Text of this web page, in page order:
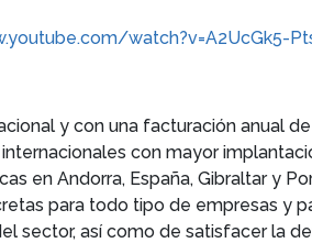
watch?v=A2UcGk5-
y con una facturación anual
con mayor
en Andorra, España, Gibraltar y
para todo tipo de empresas y
sector, así como de satisfacer la